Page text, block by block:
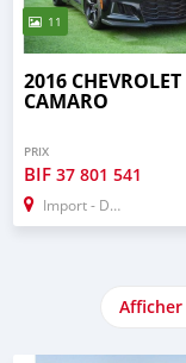
11
2016 CHEVROLET
CAMARO
PRIX
BIF 37 801 541
Import - Dubai